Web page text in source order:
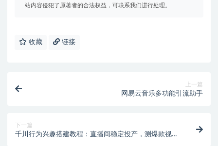
站内容侵犯了原著者的合法权益，可联系我们进行处理。
收藏 链接
上一篇
网易云音乐多功能引流助手
下一篇
千川行为兴趣搭建教程：直播间稳定投产，测爆款视